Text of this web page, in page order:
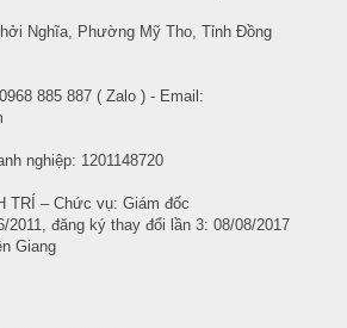
Nghĩa, Phường Mỹ Tho, Tỉnh Đồng
885 887 ( Zalo ) - Email:
nghiệp: 1201148720
TRÍ – Chức vụ: Giám đốc
2011, đăng ký thay đổi lần 3: 08/08/2017
Giang